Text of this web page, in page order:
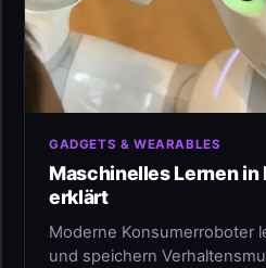
GADGETS & WEARABLES
Maschinelles Lernen
erklärt
Moderne Konsumerroboter
und speichern